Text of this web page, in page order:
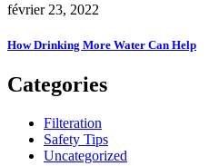
février 23, 2022
How Drinking More Water Can Help
Categories
Filteration
Safety Tips
Uncategorized